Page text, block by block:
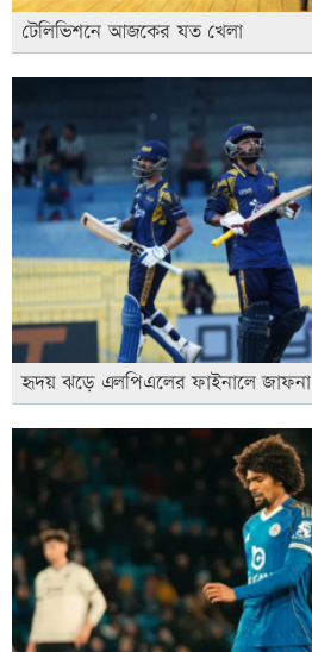
টেলিভিশনে আজকের যত খেলা
হৃদয় ঝড়ে এলপিএলের ফাইনালে জাফনা